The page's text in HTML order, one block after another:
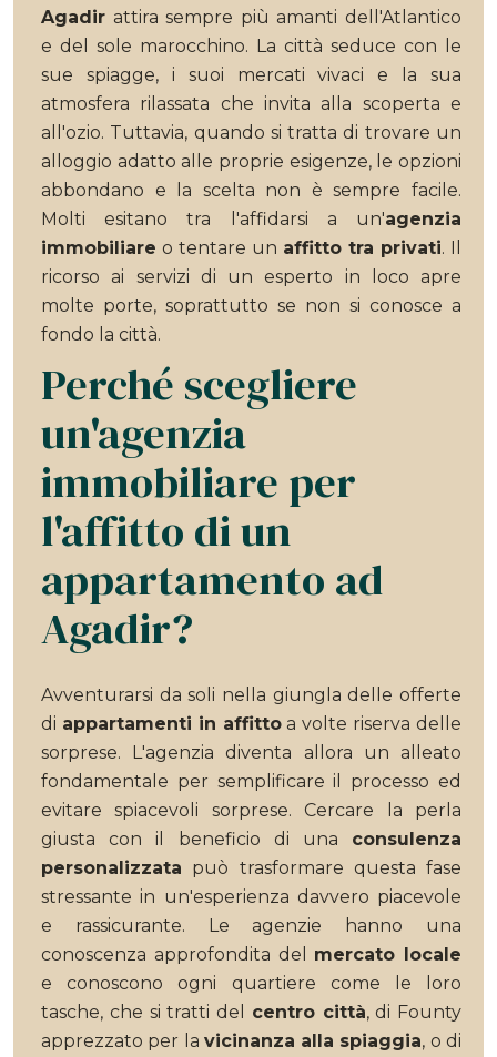
Agadir attira sempre più amanti dell'Atlantico
e del sole marocchino. La città seduce con le
sue spiagge, i suoi mercati vivaci e la sua
atmosfera rilassata che invita alla scoperta e
all'ozio. Tuttavia, quando si tratta di trovare un
alloggio adatto alle proprie esigenze, le opzioni
abbondano e la scelta non è sempre facile.
Molti esitano tra l'affidarsi a un'agenzia
immobiliare o tentare un affitto tra privati. Il
ricorso ai servizi di un esperto in loco apre
molte porte, soprattutto se non si conosce a
fondo la città.
Perché scegliere
un'agenzia
immobiliare per
l'affitto di un
appartamento ad
Agadir?
Avventurarsi da soli nella giungla delle offerte
di appartamenti in affittoa volte riserva delle
sorprese. L'agenzia diventa allora un alleato
fondamentale per semplificare il processo ed
evitare spiacevoli sorprese. Cercare la perla
giusta con il beneficio di una consulenza
personalizzata può trasformare questa fase
stressante in un'esperienza davvero piacevole
e rassicurante. Le agenzie hanno una
conoscenza approfondita del mercato locale
e conoscono ogni quartiere come le loro
tasche, che si tratti del centro città, di Founty
apprezzato per la vicinanza alla spiaggia, o di